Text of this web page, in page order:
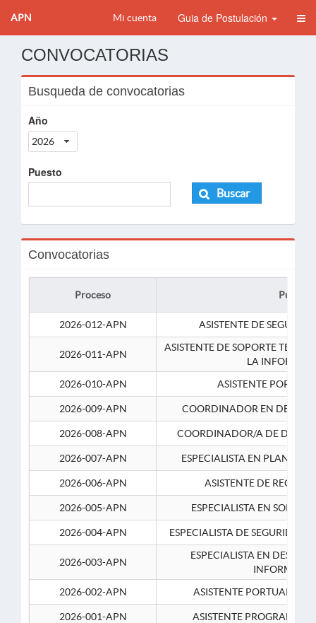
APN Mi cuenta Guia de Postulación
CONVOCATORIAS
Busqueda de convocatorias
Año
2026
Puesto
Buscar
Convocatorias
Proceso Puesto
2026-012-APN ASISTENTE DE
2026-011-APN
ASISTENTE DE SOPORTE
LA
2026-010-APN
ASISTENTE
2026-009-APN COORDINADOR EN
2026-008-APN COORDINADOR/A DE
2026-007-APN ESPECIALISTA EN
2026-006-APN ASISTENTE DE
2026-005-APN ESPECIALISTA EN
2026-004-APN ESPECIALISTA DE SEGURIDAD
2026-003-APN
ESPECIALISTA EN
2026-002-APN
ASISTENTE PORTUARIO 2-
2026-001-APN ASISTENTE